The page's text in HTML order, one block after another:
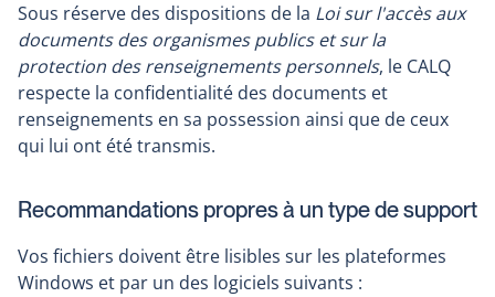
Sous réserve des dispositions de la Loi sur l'accès aux
documents des organismes publics et sur la
protection des renseignements personnels, le CALQ
respecte la confidentialité des documents et
renseignements en sa possession ainsi que de ceux
qui lui ont été transmis.
Recommandations propres à un type de support
Vos fichiers doivent être lisibles sur les plateformes
Windows et par un des logiciels suivants :